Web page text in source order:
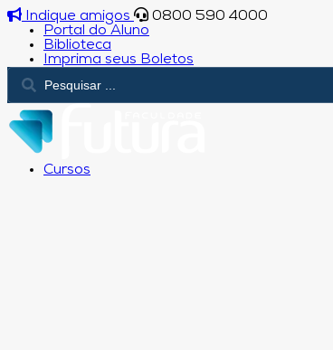
Indique amigos
0800 590 4000
Portal do Aluno
Biblioteca
Imprima seus Boletos
Cursos